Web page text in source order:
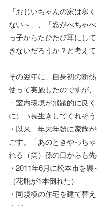
「おじいちゃんの家は寒
ない～」、「窓がべちゃ
っ子からたびたび耳にし
きないだろうか？と考えて
その翌年に、自身初の断
使って実施したのですが、
・室内環境が飛躍的に良
に）→長生きしてくれそう
・以来、年末年始に家族
ごす。「あのときやっち
れる（笑）孫の口からも先
・2011年6月に松本市を襲
（花瓶が1本倒れた）
・同規模の住宅を建て替